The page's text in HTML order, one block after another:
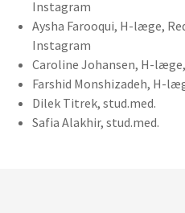
Instagram
Aysha Farooqui, H-læge,
Instagram
Caroline Johansen, H-
Farshid Monshizadeh, H-
Dilek Titrek, stud.med.
Safia Alakhir, stud.med.